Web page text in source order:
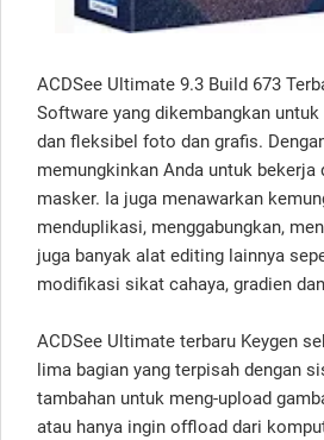
ACDSee Ultimate 9.3 Build 673
Software yang dikembangkan
dan fleksibel foto dan grafis.
memungkinkan Anda untuk bekerja
masker. Ia juga menawarkan
menduplikasi, menggabungkan,
juga banyak alat editing lainnya
modifikasi sikat cahaya, gradien
ACDSee Ultimate terbaru Keygen
lima bagian yang terpisah dengan
tambahan untuk meng-upload
atau hanya ingin offload dari